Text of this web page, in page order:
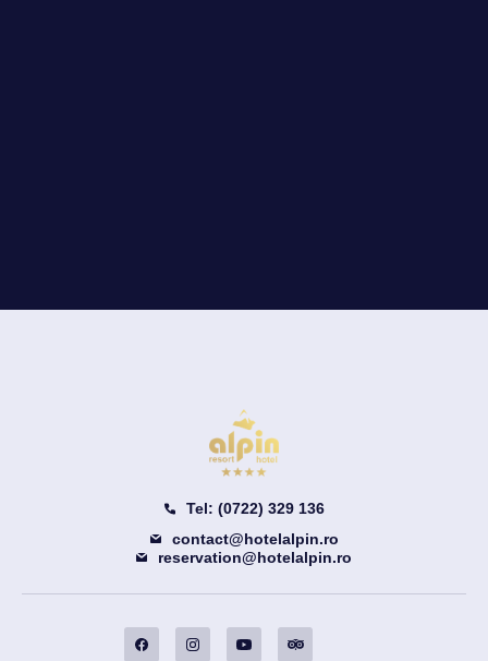
Tel: (0722) 329 136
contact@hotelalpin.ro
reservation@hotelalpin.ro